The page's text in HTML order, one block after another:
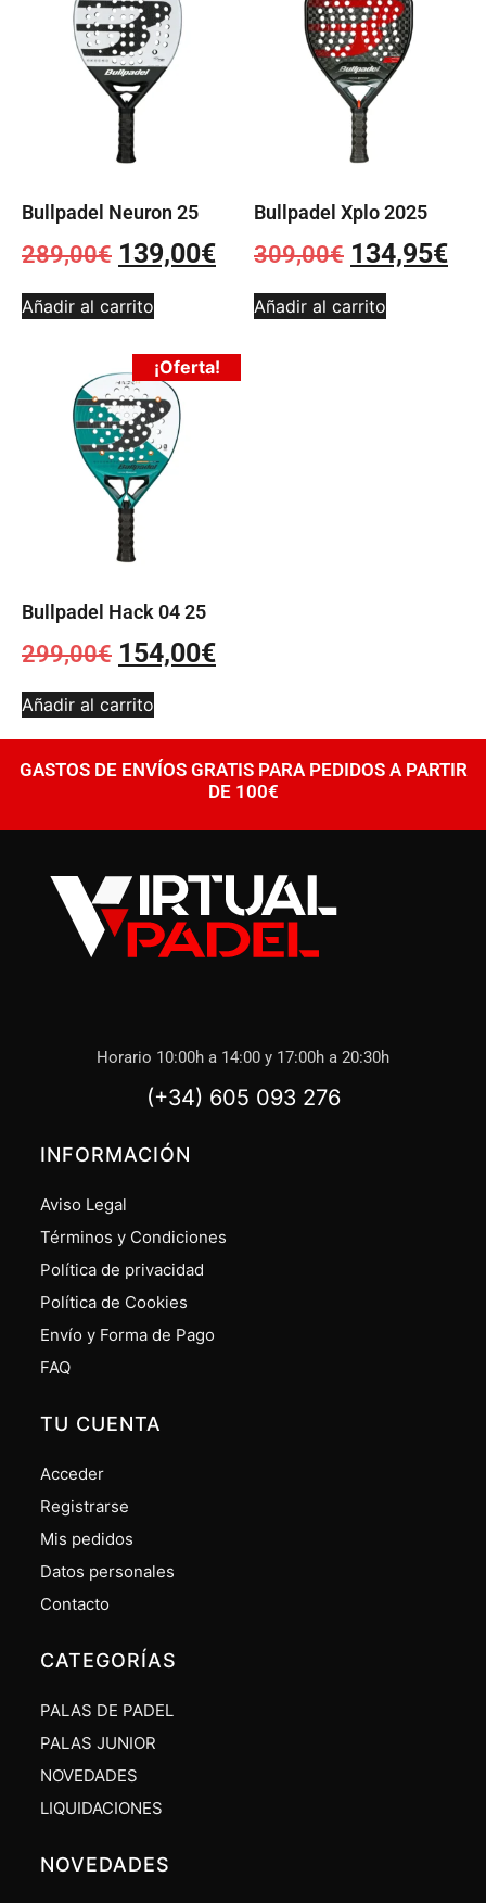
Bullpadel Neuron 25
289,00€ 139,00€
Añadir al carrito
Bullpadel Xplo 2025
309,00€ 134,95€
Añadir al carrito
¡Oferta!
Bullpadel Hack 04 25
299,00€ 154,00€
Añadir al carrito
GASTOS DE ENVÍOS GRATIS PARA PEDIDOS A PARTIR
DE 100€
Horario 10:00h a 14:00 y 17:00h a 20:30h
(+34) 605 093 276
INFORMACIÓN
Aviso Legal
Términos y Condiciones
Política de privacidad
Política de Cookies
Envío y Forma de Pago
FAQ
TU CUENTA
Acceder
Registrarse
Mis pedidos
Datos personales
Contacto
CATEGORÍAS
PALAS DE PADEL
PALAS JUNIOR
NOVEDADES
LIQUIDACIONES
NOVEDADES